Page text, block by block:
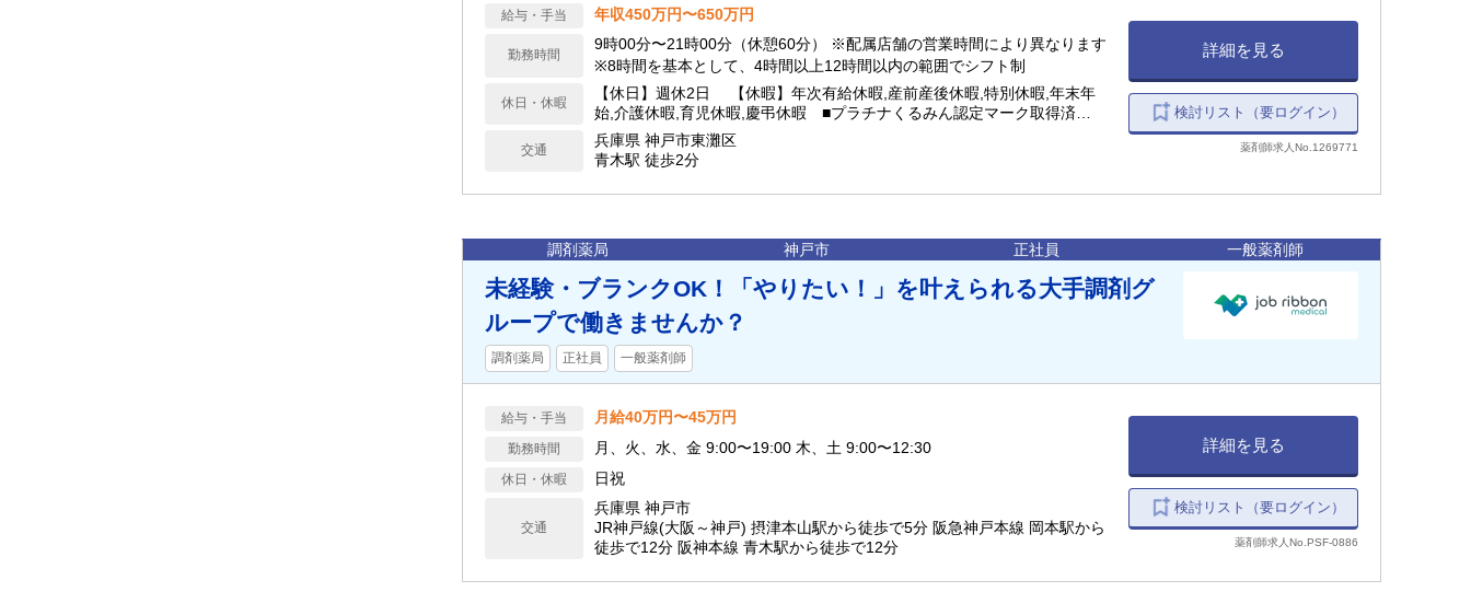
給与・手当 年収450万円〜650万円
勤務時間
9時00分〜21時00分（休憩60分） ※配属店舗の営業時間により異なります
※8時間を基本として、4時間以上12時間以内の範囲でシフト制
休日・休暇
【休日】週休2日 【休暇】年次有給休暇,産前産後休暇,特別休暇,年末年
始,介護休暇,育児休暇,慶弔休暇 ■プラチナくるみん認定マーク取得済
・育児休暇（お子さまが2歳になった次の4月末まで） ・短時間勤務制度
（小学6年生を終えるまで最大3時間短縮可能） ・配偶者出産休暇（出産
前2日） 【年間休日】116日
交通
兵庫県 神戸市東灘区
青木駅 徒歩2分
詳細を見る
検討リスト（要ログイン）
薬剤師求人No.1269771
調剤薬局 神戸市 正社員 一般薬剤師
未経験・ブランクOK！「やりたい！」を叶えられる大手調剤グ
ループで働きませんか？
調剤薬局 正社員 一般薬剤師
給与・手当 月給40万円〜45万円
勤務時間 月、火、水、金 9:00〜19:00 木、土 9:00〜12:30
休日・休暇 日祝
交通
兵庫県 神戸市
JR神戸線(大阪～神戸) 摂津本山駅から徒歩で5分 阪急神戸本線 岡本駅から
徒歩で12分 阪神本線 青木駅から徒歩で12分
詳細を見る
検討リスト（要ログイン）
薬剤師求人No.PSF-0886